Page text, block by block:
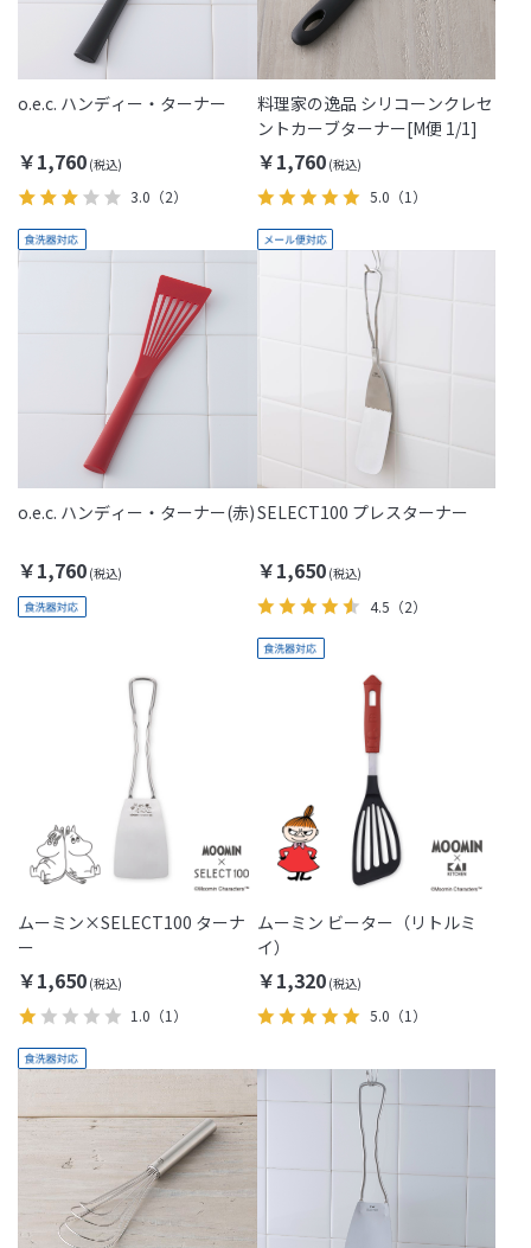
o.e.c. ハンディー・ターナー
￥1,760
3.0 （2）
料理家の逸品 シリコーンクレセ
ントカーブターナー[M便 1/1]
￥1,760
5.0 （1）
o.e.c. ハンディー・ターナー(赤)
￥1,760
SELECT100 プレスターナー
￥1,650
4.5 （2）
ムーミン×SELECT100 ターナ
ー
￥1,650
1.0 （1）
ムーミン ビーター（リトルミ
イ）
￥1,320
5.0 （1）